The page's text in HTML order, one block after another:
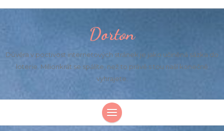
Dorton
Důvěra v poctivost internetových stránek je jako učiněná sázka do
loterie. Milionkrát se spálíte, než to právě s tou naší konečně
vyhrajete.